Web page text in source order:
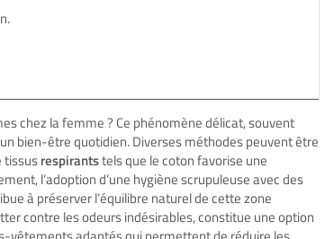
chez la femme ? Ce phénomène délicat, souvent
bien-être quotidien. Diverses méthodes peuvent être
tissusrespirantstels que le coton favorise une
l’adoption d’une hygiène scrupuleuse avec des
à préserver l’équilibre naturel de cette zone
contre les odeurs indésirables, constitue une option